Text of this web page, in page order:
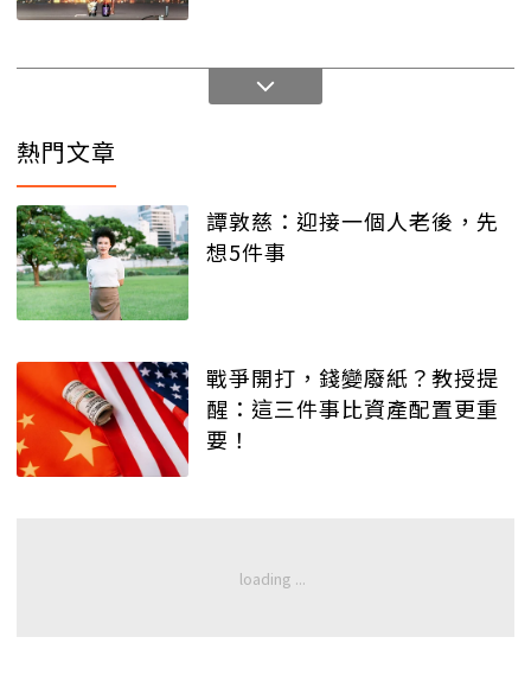
熱門文章
譚敦慈：迎接一個人老後，先
想5件事
戰爭開打，錢變廢紙？教授提
醒：這三件事比資產配置更重
要！